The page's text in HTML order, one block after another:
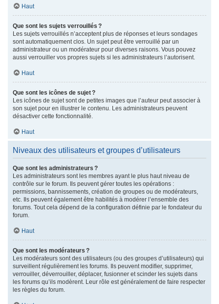
Haut
Que sont les sujets verrouillés ?
Les sujets verrouillés n’acceptent plus de réponses et leurs sondages
sont automatiquement clos. Un sujet peut être verrouillé par un
administrateur ou un modérateur pour diverses raisons. Vous pouvez
aussi verrouiller vos propres sujets si les administrateurs l’autorisent.
Haut
Que sont les icônes de sujet ?
Les icônes de sujet sont de petites images que l’auteur peut associer à
son sujet pour en illustrer le contenu. Les administrateurs peuvent
désactiver cette fonctionnalité.
Haut
Niveaux des utilisateurs et groupes d’utilisateurs
Que sont les administrateurs ?
Les administrateurs sont les membres ayant le plus haut niveau de
contrôle sur le forum. Ils peuvent gérer toutes les opérations :
permissions, bannissements, création de groupes ou de modérateurs,
etc. Ils peuvent également être habilités à modérer l’ensemble des
forums. Tout cela dépend de la configuration définie par le fondateur du
forum.
Haut
Que sont les modérateurs ?
Les modérateurs sont des utilisateurs (ou des groupes d’utilisateurs) qui
surveillent régulièrement les forums. Ils peuvent modifier, supprimer,
verrouiller, déverrouiller, déplacer, fusionner et scinder les sujets dans
les forums qu’ils modèrent. Leur rôle est généralement de faire respecter
les règles du forum.